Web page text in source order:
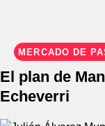
MERCADO DE
El plan de
Echeverri